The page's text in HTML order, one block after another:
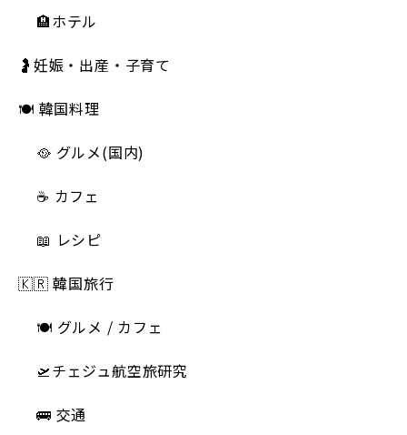
🏨ホテル
🤰妊娠・出産・子育て
🍽 韓国料理
🥘 グルメ(国内)
☕️ カフェ
📖 レシピ
🇰🇷 韓国旅行
🍽 グルメ / カフェ
🛫チェジュ航空旅研究
🚌 交通